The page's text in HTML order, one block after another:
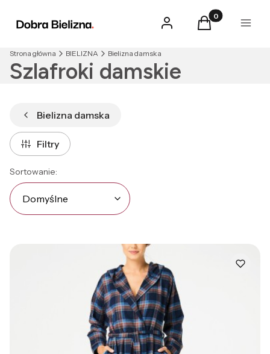
Zaloguj sięProdukty w
Koszyk Menu
Strona główna BIELIZNA Bielizna damska
Szlafroki damskie
Bielizna damska
Filtry
Lista produktów
Sortowanie:
Domyślne